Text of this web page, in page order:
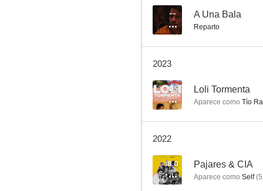
31-D: Un golpe de gracia
7.9
-- A Una Bala
Reparto
2023
4.5 Loli Tormenta
Aparece como Tío
2022
8.0 Pajares & CIA
Aparece como Self(5